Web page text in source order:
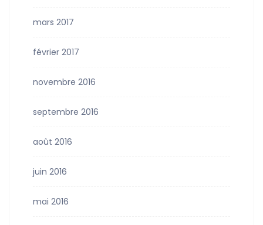
mars 2017
février 2017
novembre 2016
septembre 2016
août 2016
juin 2016
mai 2016